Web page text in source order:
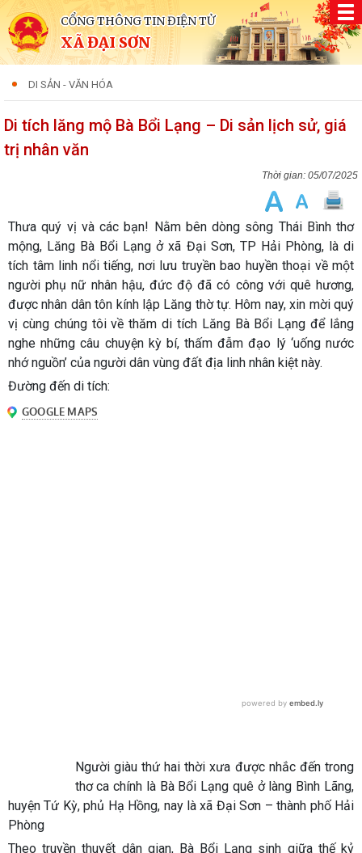
CỔNG THÔNG TIN ĐIỆN TỬ
XÃ ĐẠI SƠN
DI SẢN - VĂN HÓA
Di tích lăng mộ Bà Bổi Lạng – Di sản lịch sử, giá
trị nhân văn
05/07/2025
Thưa quý vị và các bạn! Nằm bên dòng sông Thái Bình thơ
mộng, Lăng Bà Bổi Lạng ở xã Đại Sơn, TP Hải Phòng, là di
tích tâm linh nổi tiếng, nơi lưu truyền bao huyền thoại về một
người phụ nữ nhân hậu, đức độ đã có công với quê hương,
được nhân dân tôn kính lập Lăng thờ tự. Hôm nay, xin mời quý
vị cùng chúng tôi về thăm di tích Lăng Bà Bổi Lạng để lắng
nghe những câu chuyện kỳ bí, thấm đẫm đạo lý ‘uống nước
nhớ nguồn’ của người dân vùng đất địa linh nhân kiệt này.
Đường đến di tích:
Người giàu thứ hai thời xưa được nhắc đến trong
thơ ca chính là Bà Bổi Lạng quê ở làng Bình Lãng,
huyện Tứ Kỳ, phủ Hạ Hồng, nay là xã Đại Sơn – thành phố Hải
Phòng
Theo truyền thuyết dân gian, Bà Bổi Lạng sinh giữa thế kỷ